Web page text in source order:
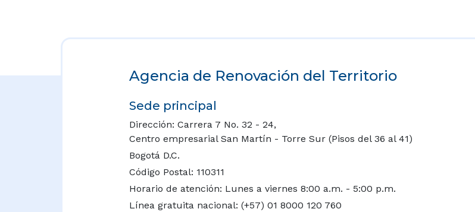
Agencia de Renovación del Territorio
Sede principal
Dirección: Carrera 7 No. 32 - 24,
Centro empresarial San Martín - Torre Sur (Pisos del 36 al 41)
Bogotá D.C.
Código Postal: 110311
Horario de atención: Lunes a viernes 8:00 a.m. - 5:00 p.m.
Línea gratuita nacional: (+57) 01 8000 120 760